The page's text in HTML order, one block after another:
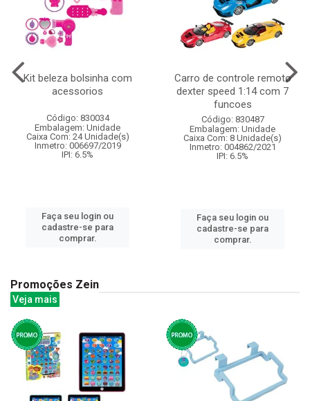
Kit beleza bolsinha com
acessorios
Código: 830034
Embalagem: Unidade
Caixa Com: 24 Unidade(s)
Inmetro: 006697/2019
IPI: 6.5%
Faça seu login ou
cadastre-se para
comprar.
Carro de controle remoto
dexter speed 1:14 com 7
funcoes
Código: 830487
Embalagem: Unidade
Caixa Com: 8 Unidade(s)
Inmetro: 004862/2021
IPI: 6.5%
Faça seu login ou
cadastre-se para
comprar.
Promoções Zein
Veja mais